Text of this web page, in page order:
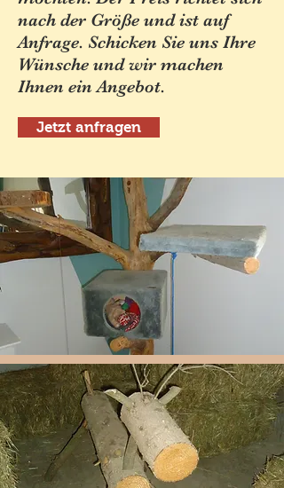
nach der Größe und ist auf
Anfrage. Schicken Sie uns Ihre
Wünsche und wir machen
Ihnen ein Angebot.
Jetzt anfragen